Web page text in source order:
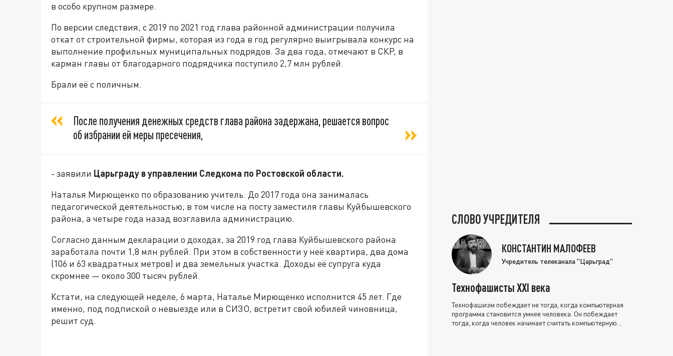
в особо крупном размере.
По версии следствия, с 2019 по 2021 год глава районной администрации получила
откат от строительной фирмы, которая из года в год регулярно выигрывала конкурс на
выполнение профильных муниципальных подрядов. За два года, отмечают в СКР, в
карман главы от благодарного подрядчика поступило 2,7 млн рублей.
Брали её с поличным.
После получения денежных средств глава района задержана, решается вопрос
об избрании ей меры пресечения,
- заявили Царьграду в управлении Следкома по Ростовской области.
Наталья Мирющенко по образованию учитель. До 2017 года она занималась
педагогической деятельностью, в том числе на посту заместиля главы Куйбышевского
района, а четыре года назад возглавила администрацию.
Согласно данным декларации о доходах, за 2019 год глава Куйбышевского района
заработала почти 1,8 млн рублей. При этом в собственности у неё квартира, два дома
(106 и 63 квадратных метров) и два земельных участка. Доходы её супруга куда
скромнее — около 300 тысяч рублей.
Кстати, на следующей неделе, 6 марта, Наталье Мирющенко исполнится 45 лет. Где
именно, под подпиской о невыезде или в СИЗО, встретит свой юбилей чиновница,
решит суд.
СЛОВО УЧРЕДИТЕЛЯ
КОНСТАНТИН МАЛОФЕЕВ
Учредитель телеканала "Царьград"
Технофашисты XXI века
Технофашизм побеждает не тогда, когда компьютерная
программа становится умнее человека. Он побеждает
тогда, когда человек начинает считать компьютерную